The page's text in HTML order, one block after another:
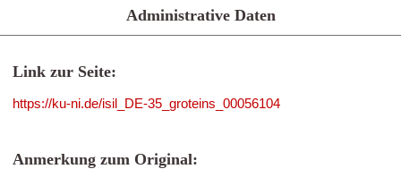
Administrative Daten
Link zur Seite:
https://ku-ni.de/isil_DE-35_groteins_00056104
Anmerkung zum Original: